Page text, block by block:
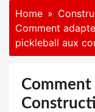
Home
Comment
pickleball aux
Comment